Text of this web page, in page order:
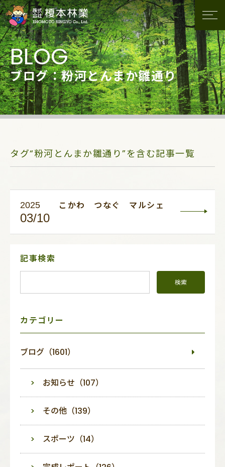
ブログ：粉河とんまか雛通り
タグ“粉河とんまか雛通り”を含む記事一覧
2025
03/10
こかわ つなぐ マルシェ
サ
ニ
記事検索
カテゴリー
ブログ（1601）
お知らせ（107）
その他（139）
スポーツ（14）